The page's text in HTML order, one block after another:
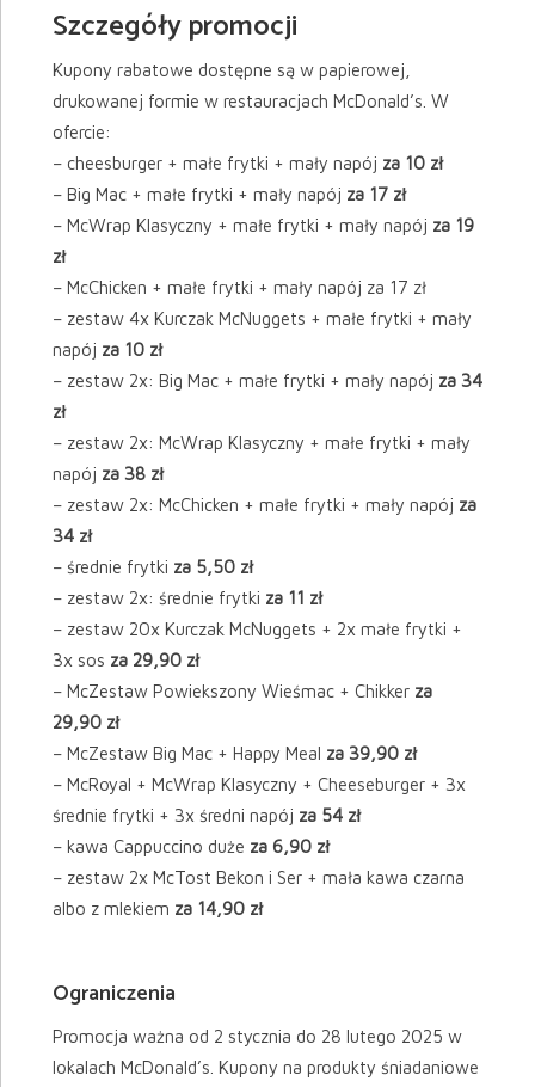
Szczegóły promocji
Kupony rabatowe dostępne są w papierowej,
drukowanej formie w restauracjach McDonald’s. W
ofercie:
– cheesburger + małe frytki + mały napój za 10 zł
– Big Mac + małe frytki + mały napój za 17 zł
– McWrap Klasyczny + małe frytki + mały napój za 19
zł
– McChicken + małe frytki + mały napój za 17 zł
– zestaw 4x Kurczak McNuggets + małe frytki + mały
napój za 10 zł
– zestaw 2x: Big Mac + małe frytki + mały napój za 34
zł
– zestaw 2x: McWrap Klasyczny + małe frytki + mały
napój za 38 zł
– zestaw 2x: McChicken + małe frytki + mały napój za
34 zł
– średnie frytki za 5,50 zł
– zestaw 2x: średnie frytki za 11 zł
– zestaw 20x Kurczak McNuggets + 2x małe frytki +
3x sos za 29,90 zł
– McZestaw Powiekszony Wieśmac + Chikker za
29,90 zł
– McZestaw Big Mac + Happy Meal za 39,90 zł
– McRoyal + McWrap Klasyczny + Cheeseburger + 3x
średnie frytki + 3x średni napój za 54 zł
– kawa Cappuccino duże za 6,90 zł
– zestaw 2x McTost Bekon i Ser + mała kawa czarna
albo z mlekiem za 14,90 zł
Ograniczenia
Promocja ważna od 2 stycznia do 28 lutego 2025 w
lokalach McDonald’s. Kupony na produkty śniadaniowe